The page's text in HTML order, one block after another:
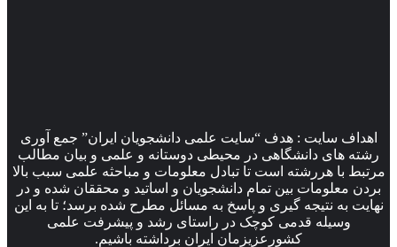
اهداف سایت : هدف “سایت علمی دانشجویان ایران” جمع آوری
رشته های دانشگاهی در محیطی دوستانه و علمی و بیان مطالب
مرتبط با هررشته است تا تبادل معلومات و مباحثه علمی سبب بالا
بردن معلومات بین تمام دانشجویان و اساتید و محققان شده و در
نهایت به نتیجه گیری و پاسخ به مسائل مطرح شده برسد؛ تا به این
وسیله قدمی کوچک در راستای رشد و پیشرفت علمی
کشورعزیزمان ایران برداشته باشیم.